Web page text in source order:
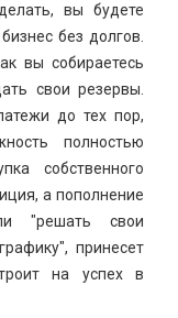
вы будете
без долгов.
вы собираетесь
свои резервы.
до тех пор,
полностью
собственного
а пополнение
"решать свои
принесет
на успех в